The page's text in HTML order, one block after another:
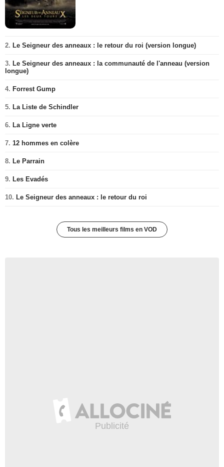
2. Le Seigneur des anneaux : le retour du roi (version longue)
3. Le Seigneur des anneaux : la communauté de l'anneau (version
longue)
4. Forrest Gump
5. La Liste de Schindler
6. La Ligne verte
7. 12 hommes en colère
8. Le Parrain
9. Les Evadés
10. Le Seigneur des anneaux : le retour du roi
Tous les meilleurs films en VOD